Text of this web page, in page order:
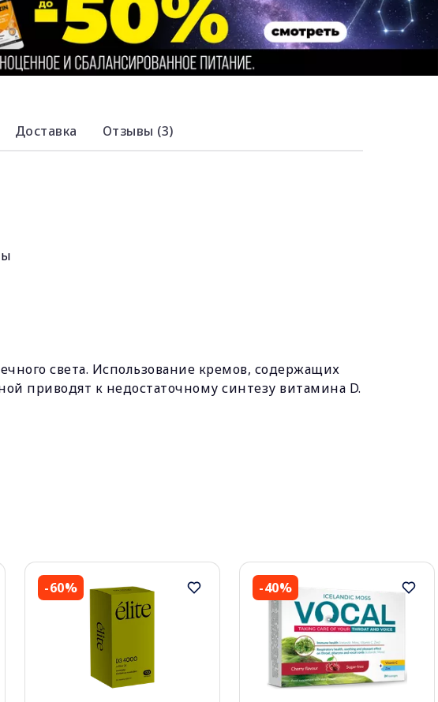
Доставка Отзывы (3)
света. Использование кремов, содержащих
приводят к недостаточному синтезу витамина D.
-60% -40%